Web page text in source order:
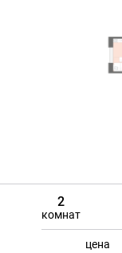
2
комнат
цена